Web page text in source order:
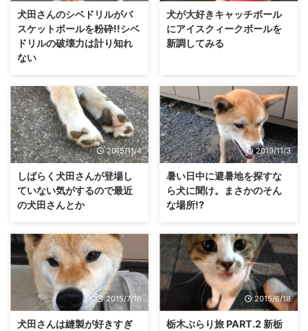
犬田さんのシベドリルがバ
スケットボールを粉砕!!シベ
ドリルの破壊力は計り知れ
ない
犬が大好きキャッチボール
にアイスクィークボールを
新調してみる
2015/11/4
しばらく犬田さんが登場し
ていない気がするので最近
の犬田さんとか
2019/11/3
暑い日中に避暑地を探すな
ら犬に聞け。まさかのそん
な場所!?
2015/7/16
犬田さんは縫製が好きすぎ
2015/6/18
栃木ぶらり旅 PART.2 新栃